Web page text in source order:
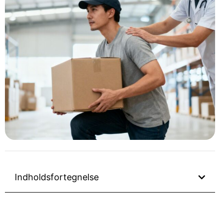
Indholdsfortegnelse